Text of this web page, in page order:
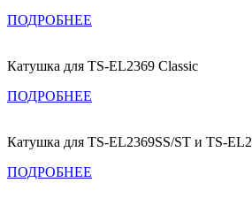
ПОДРОБНЕЕ
Катушка для TS-EL2369 Classic
ПОДРОБНЕЕ
Катушка для TS-EL2369SS/ST и TS-
ПОДРОБНЕЕ